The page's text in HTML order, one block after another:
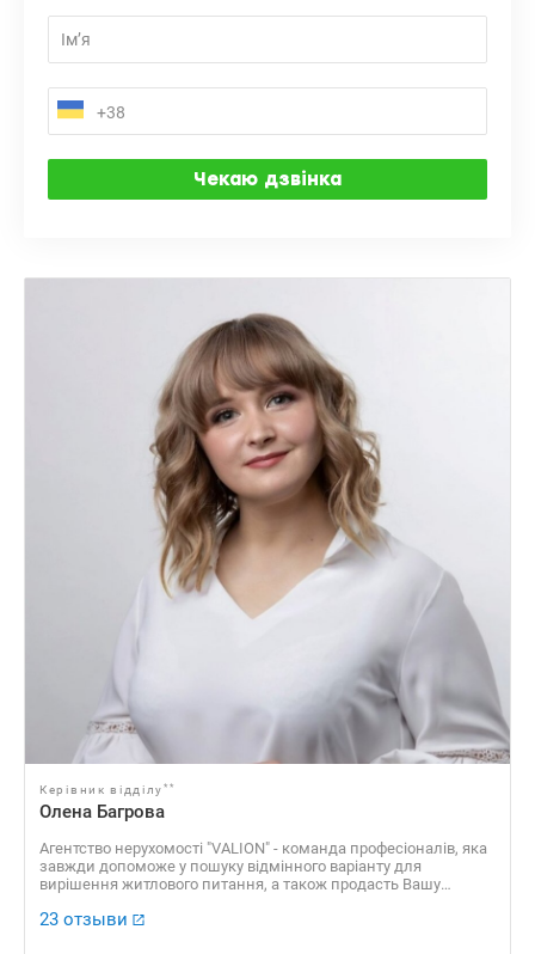
Керівник відділу **
Олена Багрова
Агентство нерухомості "VALION" - команда професіоналів, яка
завжди допоможе у пошуку відмінного варіанту для
вирішення житлового питання, а також продасть Вашу
вже 15 років успішно працює на ринку нерухомості України та
23 отзыви